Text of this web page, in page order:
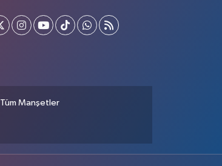
Tüm Manşetler